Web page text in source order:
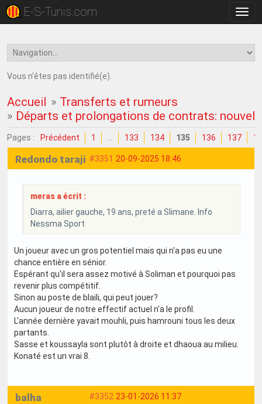
la
E-S-Tunis.com
Vous n'êtes pas identifié(e).
Accueil » Transferts et rumeurs
» Départs et prolongations de contrats:
Pages : Précédent 1 133 134 135 136 137
#3351 20-09-2025 18:46
Redondo taraji
meras a écrit :
Diarra, ailier gauche, 19 ans, preté a Slimane. Info
Nessma Sport
Un joueur avec un gros potentiel mais qui n'a pas eu une
chance entière en sénior.
Espérant qu'il sera assez motivé à Soliman et pourquoi pas
revenir plus compétitif.
Sinon au poste de blaili, qui peut jouer?
Aucun joueur de notre effectif actuel n'a le profil.
L'année dernière yavait mouhli, puis hamrouni tous les deux
partants.
Sasse et koussayla sont plutôt à droite et dhaoua au milieu.
Konaté est un vrai 8.
#3352 23-01-2026 11:37
balha